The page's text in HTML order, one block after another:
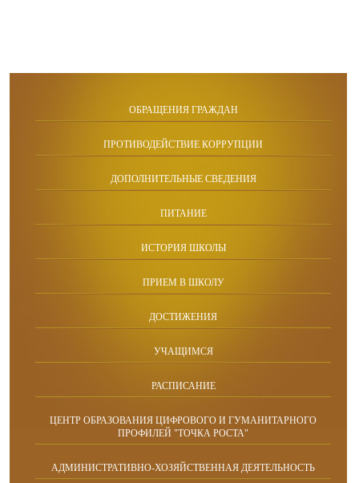
ОБРАЩЕНИЯ ГРАЖДАН
ПРОТИВОДЕЙСТВИЕ КОРРУПЦИИ
ДОПОЛНИТЕЛЬНЫЕ СВЕДЕНИЯ
ПИТАНИЕ
ИСТОРИЯ ШКОЛЫ
ПРИЕМ В ШКОЛУ
ДОСТИЖЕНИЯ
УЧАЩИМСЯ
РАСПИСАНИЕ
ЦЕНТР ОБРАЗОВАНИЯ ЦИФРОВОГО И ГУМАНИТАРНОГО
ПРОФИЛЕЙ "ТОЧКА РОСТА"
АДМИНИСТРАТИВНО-ХОЗЯЙСТВЕННАЯ ДЕЯТЕЛЬНОСТЬ